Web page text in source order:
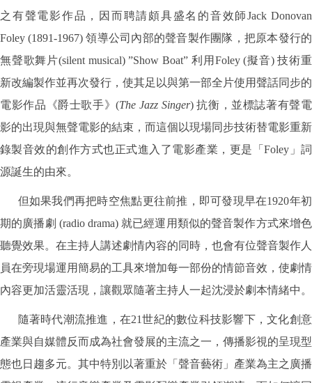
之有聲電影作品，因而聘請頗具盛名的音效師Jack Donovan
Foley (1891-1967) 領導公司內部的聲音製作團隊，把原本發行的
無聲歌舞片(silent musical) ”Show Boat” 利用Foley (擬音) 技術重
新改編製作並再次發行，使其足以與第一部全片使用聲話同步的
電影作品《爵士歌手》(The Jazz Singer) 抗衡，並標誌著有聲電
影的出現與無聲電影的結束，而這個以現場同步技術替電影重新
錄製音效的創作方式也正式進入了電影產業，更是「Foley」詞
源誕生的由來。
但如果我們再把時空焦點更往前推，即可發現早在1920年初
期的廣播劇 (radio drama) 就已經運用類似的聲音製作方式來增色
聽覺效果。在主持人講述劇情內容的同時，也會有位聲音製作人
員在旁現場運用簡易的工具來增加每一部份的情節音效，使劇情
內容更加活靈活現，讓觀眾隨著主持人一起沈浸於劇本情緒中。
隨著時代潮流推進，在21世紀的數位科技影響下，文化創意
產業與自媒體反而成為社會發展的主流之一，傳播影視的呈現型
態也日趨多元。其中特別以著重於「聲音藝術」產業為主之廣播